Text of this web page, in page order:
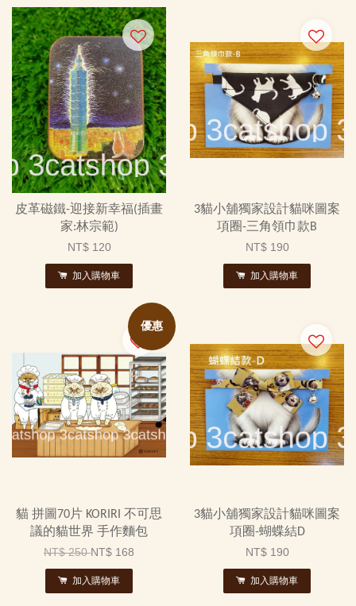
皮革磁鐵-迎接新幸福(插畫
家:林宗範)
NT$ 120
加入購物車
3貓小舖獨家設計貓咪圖案
項圈-三角領巾款B
NT$ 190
加入購物車
優惠
貓 拼圖70片 KORIRI 不可思
議的貓世界 手作麵包
NT$ 250NT$ 168
加入購物車
3貓小舖獨家設計貓咪圖案
項圈-蝴蝶結D
NT$ 190
加入購物車